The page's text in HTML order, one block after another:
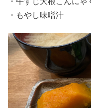
・もやし味噌汁